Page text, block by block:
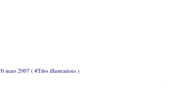
mars 2007 ( #Tibo illustrations)